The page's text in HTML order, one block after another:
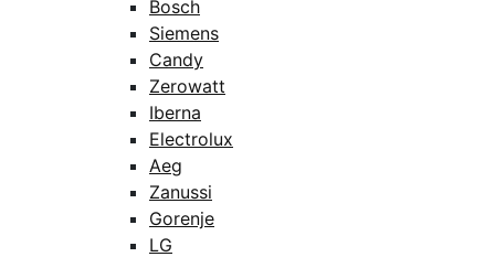
Bosch
Siemens
Candy
Zerowatt
Iberna
Electrolux
Aeg
Zanussi
Gorenje
LG